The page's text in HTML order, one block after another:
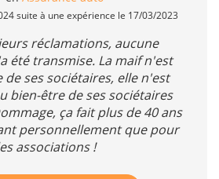
suite à une expérience le 17/03/2023
réclamations, aucune
été transmise. La maif n'est
de ses sociétaires, elle n'est
bien-être de ses sociétaires
ça fait plus de 40 ans
personnellement que pour
associations !